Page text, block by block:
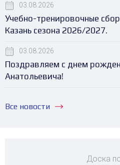
03.08.2026
Учебно-тренировочные
Казань сезона 2026/2027.
03.08.2026
Поздравляем с днем
Анатольевича!
Все новости
Доска